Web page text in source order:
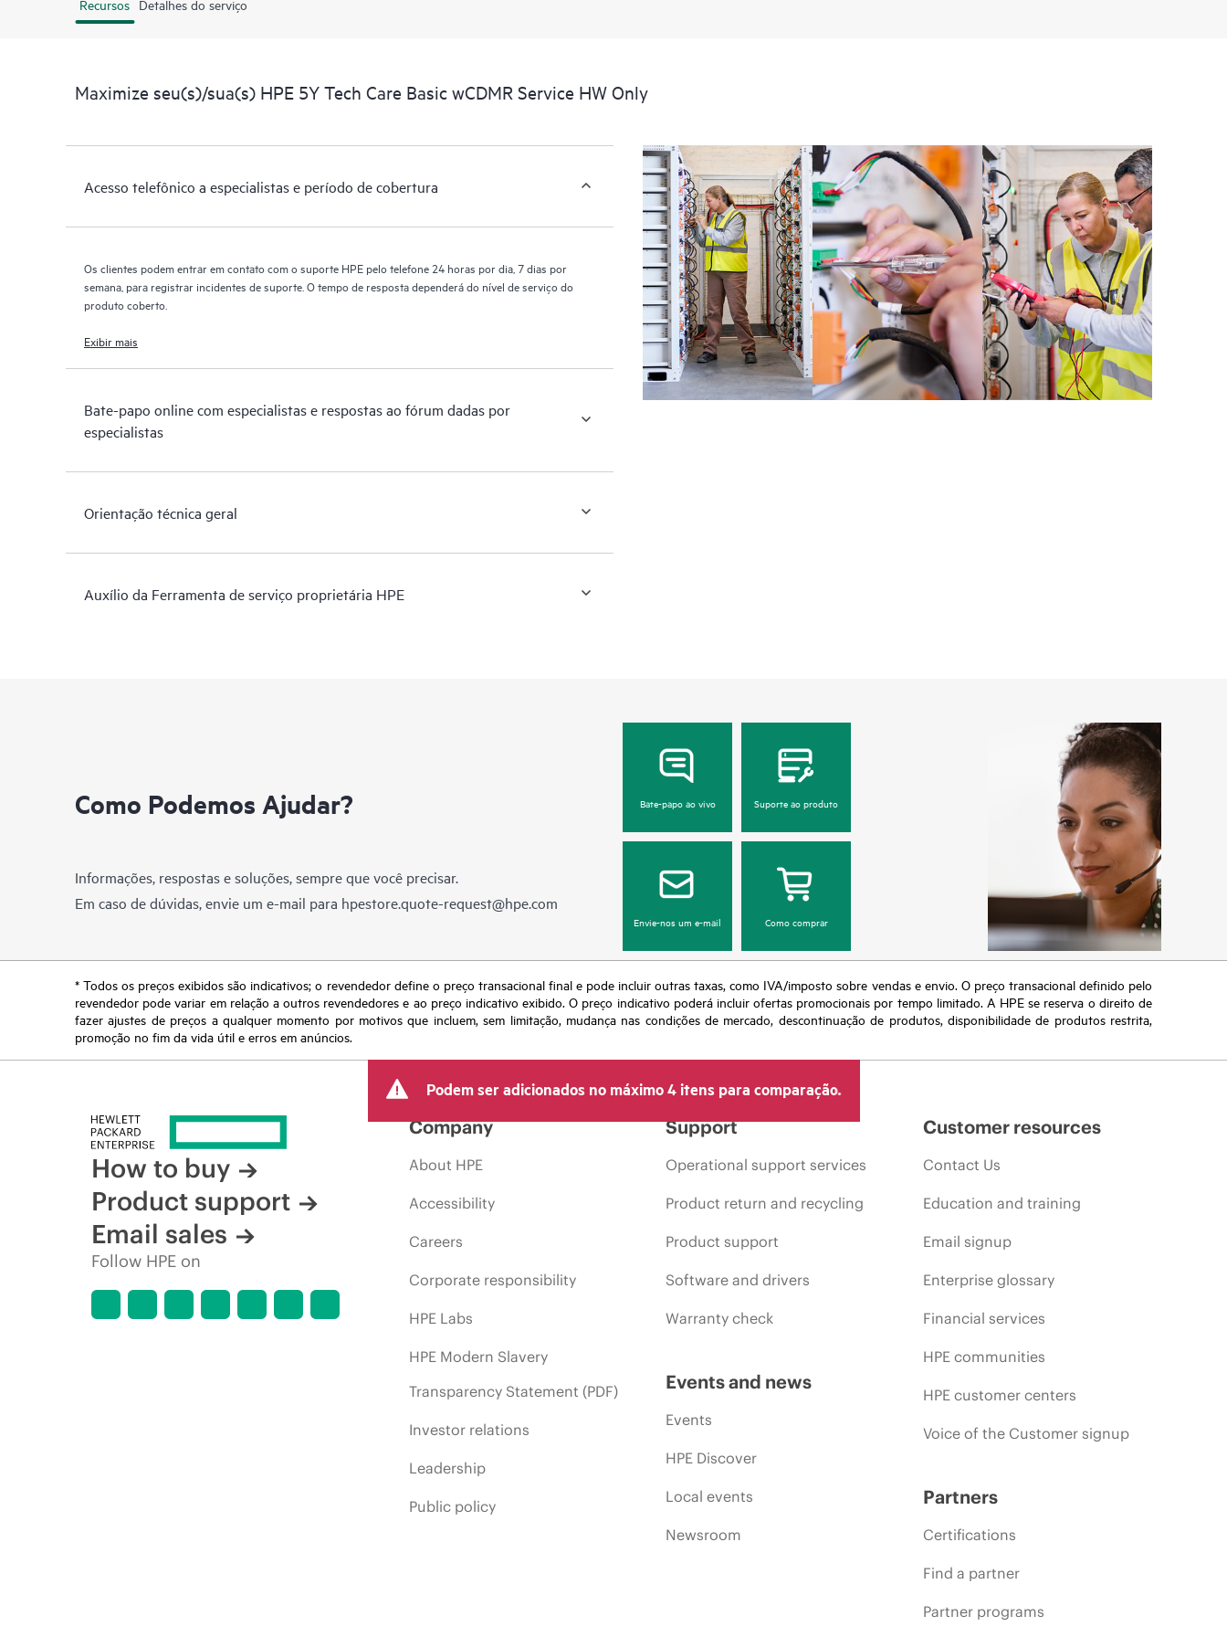
também um portal de recursos e conteúdos selecionados. O serviço HPE Tech Care
oferece acesso a recursos HPE que ajudarão a alcançar a excelência operacional e a
Recursos Detalhes do serviço
Maximize seu(s)/sua(s) HPE 5Y Tech Care Basic wCDMR Service HW Only
Acesso telefônico a especialistas e período de cobertura
Os clientes podem entrar em contato com o suporte HPE pelo telefone 24 horas por dia, 7 dias por
semana, para registrar incidentes de suporte. O tempo de resposta dependerá do nível de serviço do
produto coberto.
Exibir mais
Bate-papo online com especialistas e respostas ao fórum dadas por
especialistas
Orientação técnica geral
Auxílio da Ferramenta de serviço proprietária HPE
Como Podemos Ajudar?
Informações, respostas e soluções, sempre que você precisar.
Em caso de dúvidas, envie um e-mail para hpestore.quote-request@hpe.com
Bate-papo ao vivo Suporte ao produto
Envie-nos um e-mail Como comprar
* Todos os preços exibidos são indicativos; o revendedor define o preço transacional final e pode incluir outras taxas, como IVA/imposto sobre vendas e envio. O preço transacional definido pelo
revendedor pode variar em relação a outros revendedores e ao preço indicativo exibido. O preço indicativo poderá incluir ofertas promocionais por tempo limitado. A HPE se reserva o direito de
fazer ajustes de preços a qualquer momento por motivos que incluem, sem limitação, mudança nas condições de mercado, descontinuação de produtos, disponibilidade de produtos restrita,
promoção no fim da vida útil e erros em anúncios.
Podem ser adicionados no máximo 4 itens para comparação.
How to buy
Product support
Email sales
Follow HPE on
Company
About HPE
Accessibility
Careers
Corporate responsibility
HPE Labs
HPE Modern Slavery
Transparency Statement (PDF)
Investor relations
Leadership
Public policy
Support
Operational support services
Product return and recycling
Product support
Software and drivers
Warranty check
Events and news
Events
HPE Discover
Local events
Newsroom
Customer resources
Contact Us
Education and training
Email signup
Enterprise glossary
Financial services
HPE communities
HPE customer centers
Voice of the Customer signup
Partners
Certifications
Find a partner
Partner programs